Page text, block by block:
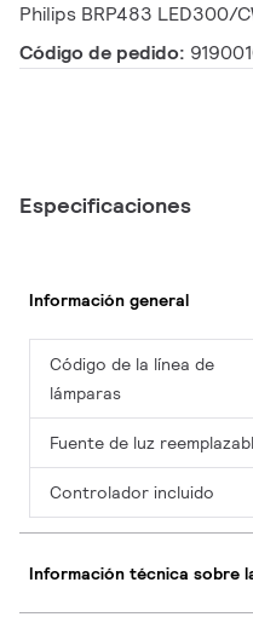
Philips BRP483 LED300/
Código de pedido:
Especificaciones
Información general
Código de la línea de
lámparas
Fuente de luz
Controlador incluido
Información técnica sobre